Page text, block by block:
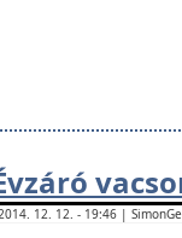
12. 12. - 19:46 |